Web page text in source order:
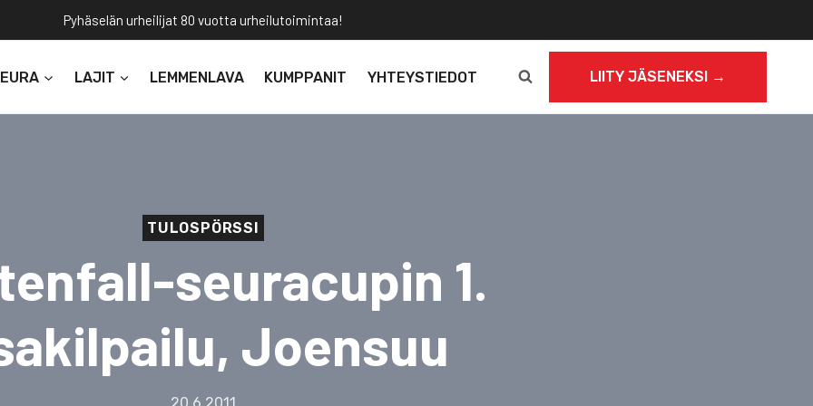
Pyhäselän urheilijat 80 vuotta urheilutoimintaa!
LAJIT LEMMENLAVA KUMPPANIT YHTEYSTIEDOT LIITY JÄSENEKSI →
TULOSPÖRSSI
seuracupin 1.
Joensuu